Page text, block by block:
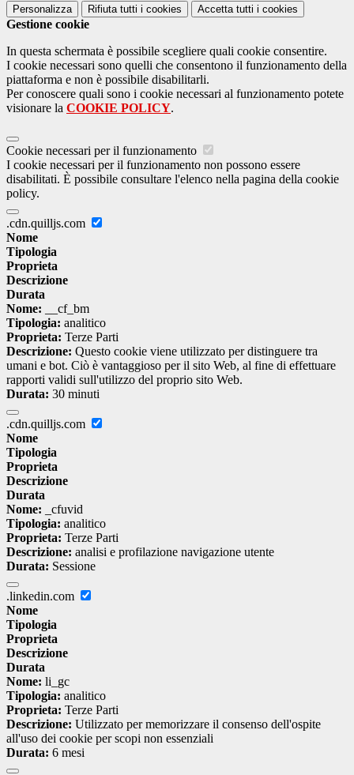
Personalizza Rifiuta tutti i cookies Accetta tutti i cookies
Gestione cookie
In questa schermata è possibile scegliere quali cookie consentire.
I cookie necessari sono quelli che consentono il funzionamento della
piattaforma e non è possibile disabilitarli.
Per conoscere quali sono i cookie necessari al funzionamento potete
visionare la COOKIE POLICY.
Cookie necessari per il funzionamento
I cookie necessari per il funzionamento non possono essere
disabilitati. È possibile consultare l'elenco nella pagina della cookie
policy.
.cdn.quilljs.com
Nome
Tipologia
Proprieta
Descrizione
Durata
Nome: __cf_bm
Tipologia: analitico
Proprieta: Terze Parti
Descrizione: Questo cookie viene utilizzato per distinguere tra
umani e bot. Ciò è vantaggioso per il sito Web, al fine di effettuare
rapporti validi sull'utilizzo del proprio sito Web.
Durata: 30 minuti
.cdn.quilljs.com
Nome
Tipologia
Proprieta
Descrizione
Durata
Nome: _cfuvid
Tipologia: analitico
Proprieta: Terze Parti
Descrizione: analisi e profilazione navigazione utente
Durata: Sessione
.linkedin.com
Nome
Tipologia
Proprieta
Descrizione
Durata
Nome: li_gc
Tipologia: analitico
Proprieta: Terze Parti
Descrizione: Utilizzato per memorizzare il consenso dell'ospite
all'uso dei cookie per scopi non essenziali
Durata: 6 mesi